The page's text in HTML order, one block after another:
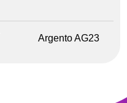
Argento AG23